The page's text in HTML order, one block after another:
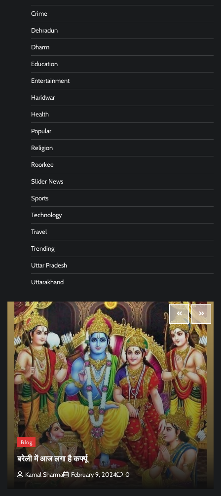
Crime
Dehradun
Dharm
Education
Entertainment
Haridwar
Health
Popular
Religion
Roorkee
Slider News
Sports
Technology
Travel
Trending
Uttar Pradesh
Uttarakhand
Blog
बरेली में आज लगा है कर्फ्यू
Kamal Sharma February 9, 2024 0